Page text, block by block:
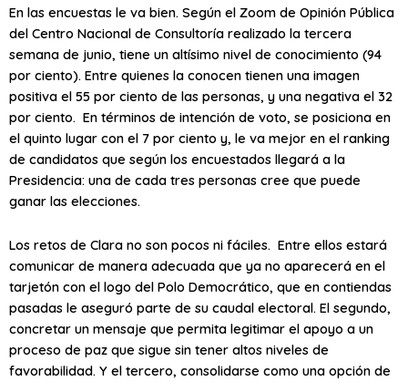
En las encuestas le va bien. Según el Zoom de Opinión Pública
del Centro Nacional de Consultoría realizado la tercera
semana de junio, tiene un altísimo nivel de conocimiento (94
por ciento). Entre quienes la conocen tienen una imagen
positiva el 55 por ciento de las personas, y una negativa el 32
por ciento. En términos de intención de voto, se posiciona en
el quinto lugar con el 7 por ciento y, le va mejor en el ranking
de candidatos que según los encuestados llegará a la
Presidencia: una de cada tres personas cree que puede
ganar las elecciones.
Los retos de Clara no son pocos ni fáciles. Entre ellos estará
comunicar de manera adecuada que ya no aparecerá en el
tarjetón con el logo del Polo Democrático, que en contiendas
pasadas le aseguró parte de su caudal electoral. El segundo,
concretar un mensaje que permita legitimar el apoyo a un
proceso de paz que sigue sin tener altos niveles de
favorabilidad. Y el tercero, consolidarse como una opción de